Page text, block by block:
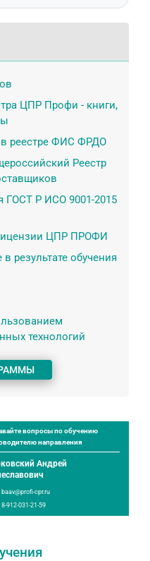
ЦПР Профи - книги,
в реестре ФИС ФРДО
Реестр
ГОСТ Р ИСО 9001-2015
ЦПР ПРОФИ
результате обучения
технологий
вопросы по обучению
направления
Андрей
baav@profi-cpr.ru
8-912-031-21-59